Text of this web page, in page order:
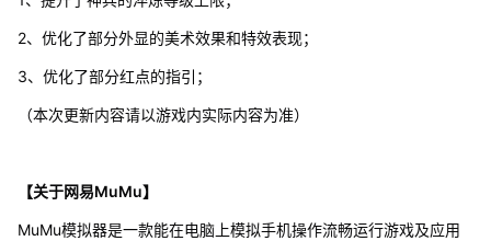
2、优化了部分外显的美术效果和特效表现；
3、优化了部分红点的指引；
（本次更新内容请以游戏内实际内容为准）
【关于网易MuMu】
MuMu模拟器是一款能在电脑上模拟手机操作流畅运行游戏及应用